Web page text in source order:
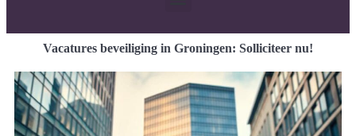
Vacatures beveiliging in Groningen: Solliciteer nu!